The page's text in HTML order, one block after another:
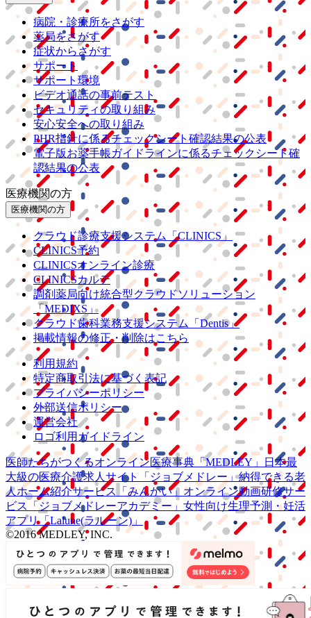
病院・診療所をさがす
薬局をさがす
症状からさがす
サポート
サポート環境
ビデオ通話の事前テスト
セキュリティの取り組み
安心安全への取り組み
PHR指針に係るチェックシート確認結果の公表
電子版お薬手帳ガイドラインに係るチェックシート確
認結果の公表
医療機関の方
医療機関の方
クラウド診療支援システム
「CLINICS」
CLINICS予約
CLINICSオンライン診療
CLINICSカルテ
調剤薬局向け統合型クラウドソリューション
「MEDIXS」
クラウド歯科業務支援システム
「Dentis」
掲載情報の修正・削除はこちら
利用規約
特定商取引法に基づく表記
プライバシーポリシー
外部送信ポリシー
運営会社
ロゴ利用ガイドライン
医師たちがつくるオンライン医療事典 「MEDLEY」
日本最
大級の医療介護求人サイト 「ジョブメドレー」納得できる老
人ホーム紹介サービス
「みんかい」 オンライン動画研修サー
ビス
「ジョブメドレーアカデミー」 女性向け生理予測・妊活
アプリ「Lalune(ラルーン)」
©2016 MEDLEY, INC.